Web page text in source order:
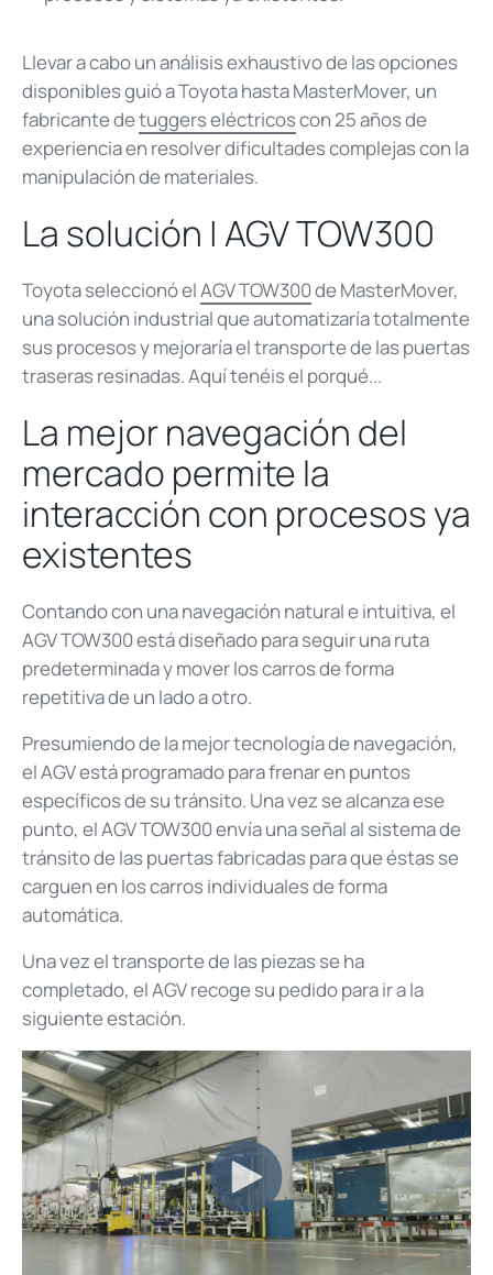
Llevar a cabo un análisis exhaustivo de las opciones
disponibles guió a Toyota hasta MasterMover, un
fabricante detuggers eléctricoscon 25 años de
experiencia en resolver dificultades complejas con la
manipulación de materiales.
La solución | AGV TOW300
Toyota seleccionó elAGV TOW300de MasterMover,
una solución industrial que automatizaría totalmente
sus procesos y mejoraría el transporte de las puertas
traseras resinadas. Aquí tenéis el porqué...
La mejor navegación del
mercado permite la
interacción con procesos ya
existentes
Contando con una navegación natural e intuitiva, el
AGV TOW300 está diseñado para seguir una ruta
predeterminada y mover los carros de forma
repetitiva de un lado a otro.
Presumiendo de la mejor tecnología de navegación,
el AGV está programado para frenar en puntos
específicos de su tránsito. Una vez se alcanza ese
punto, el AGV TOW300 envía una señal al sistema de
tránsito de las puertas fabricadas para que éstas se
carguen en los carros individuales de forma
automática.
Una vez el transporte de las piezas se ha
completado, el AGV recoge su pedido para ir a la
siguiente estación.